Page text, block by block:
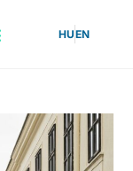
HUEN